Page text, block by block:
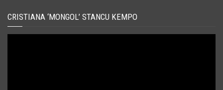
CRISTIANA ‘MONGOL’ STANCU KEMPO